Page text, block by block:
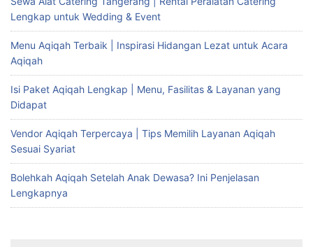
Lengkap untuk Wedding & Event
Menu Aqiqah Terbaik | Inspirasi Hidangan Lezat untuk Acara
Aqiqah
Isi Paket Aqiqah Lengkap | Menu, Fasilitas & Layanan yang
Didapat
Vendor Aqiqah Terpercaya | Tips Memilih Layanan Aqiqah
Sesuai Syariat
Bolehkah Aqiqah Setelah Anak Dewasa? Ini Penjelasan
Lengkapnya